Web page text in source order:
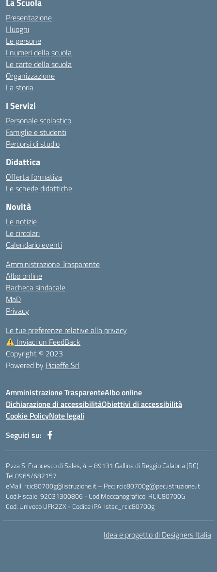
La Scuola
Presentazione
I luoghi
Le persone
I numeri della scuola
Le carte della scuola
Organizzazione
La storia
I Servizi
Personale scolastico
Famiglie e studenti
Percorsi di studio
Didattica
Offerta formativa
Le schede didattiche
Novità
Le notizie
Le circolari
Calendario eventi
Amministrazione Trasparente
Albo online
Bacheca sindacale
MaD
Privacy
Le tue preferenze relative alla privacy
Inviaci un FeedBack
Copyright © 2023
Powered by Picieffe Srl
Amministrazione TrasparenteAlbo online
Dichiarazione di accessibilitàObiettivi di accessibilità
Cookie PolicyNote legali
Seguici su:
P.zza S. Francesco di Sales, 4 – 89131 Gallina di Reggio Calabria (RC)
Tel.0965/682157
eMail: rcic80700g@istruzione.it – Pec: rcic80700g@pec.istruzione.it
Cod.Fiscale: 92031300806 - Cod.Meccanografico: RCIC80700G
Cod. Univoco UFK2ZX - Codice iPA: istsc_rcic80700g
Idea e progetto di Designers Italia